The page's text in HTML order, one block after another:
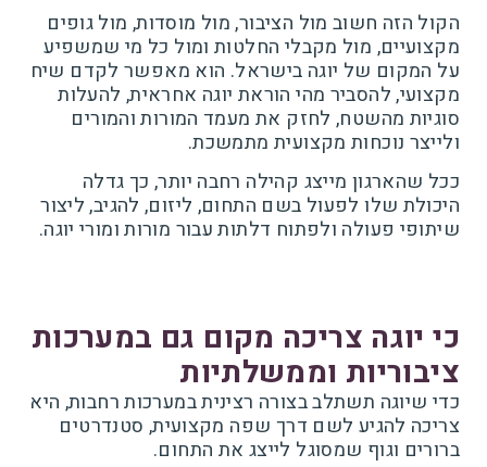
הקול הזה חשוב מול הציבור, מול מוסדות, מול גופים
מקצועיים, מול מקבלי החלטות ומול כל מי שמשפיע
על המקום של יוגה בישראל. הוא מאפשר לקדם שיח
מקצועי, להסביר מהי הוראת יוגה אחראית, להעלות
סוגיות מהשטח, לחזק את מעמד המורות והמורים
ולייצר נוכחות מקצועית מתמשכת.
ככל שהארגון מייצג קהילה רחבה יותר, כך גדלה
היכולת שלו לפעול בשם התחום, ליזום, להגיב, ליצור
שיתופי פעולה ולפתוח דלתות עבור מורות ומורי יוגה.
כי יוגה צריכה מקום גם במערכות
ציבוריות וממשלתיות
כדי שיוגה תשתלב בצורה רצינית במערכות רחבות, היא
צריכה להגיע לשם דרך שפה מקצועית, סטנדרטים
ברורים וגוף שמסוגל לייצג את התחום.